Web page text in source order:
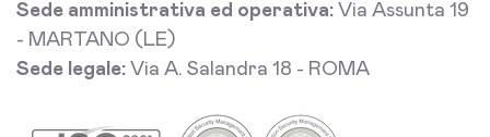
Sede amministrativa ed operativa: Via Assunta 19
- MARTANO (LE)
Sede legale: Via A. Salandra 18 - ROMA